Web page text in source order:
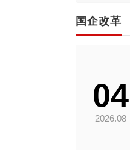
国企改革
04
2026.08